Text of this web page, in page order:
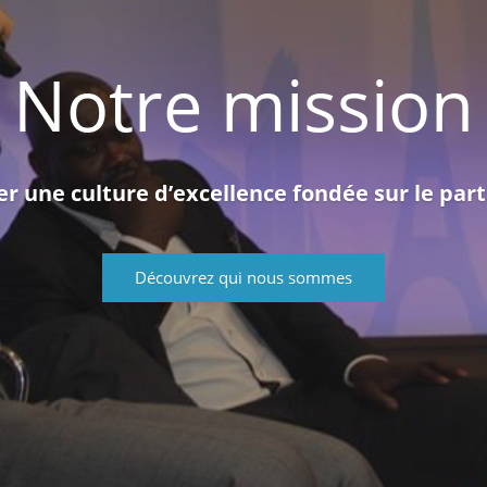
Notre mission
une culture d’excellence fondée sur le
Découvrez qui nous sommes